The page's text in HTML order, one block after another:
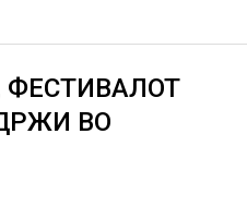
ФЕСТИВАЛОТ
ВО